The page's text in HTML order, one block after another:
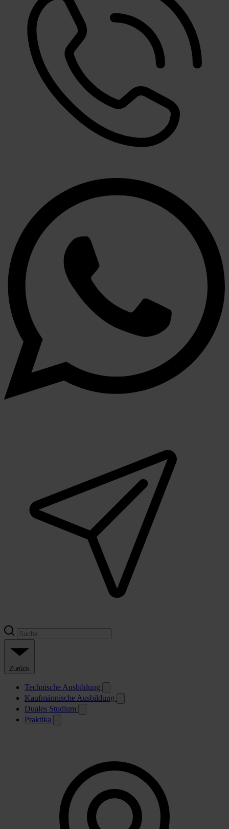
Zurück
Technische Ausbildung
Kaufmännische Ausbildung
Duales Studium
Praktika